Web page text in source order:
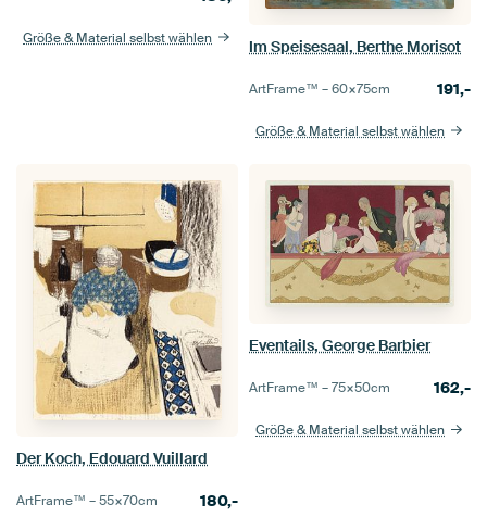
Größe & Material selbst wählen Im Speisesaal, Berthe Morisot
ArtFrame™ –60×75cm 191,-
Größe & Material selbst wählen
Der Koch, Edouard Vuillard
ArtFrame™ –55×70cm 180,-
Eventails, George Barbier
ArtFrame™ –75×50cm 162,-
Größe & Material selbst wählen